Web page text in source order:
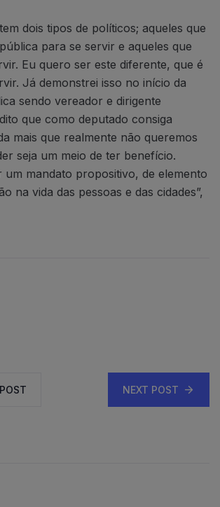
dois tipos de políticos; aqueles que
para se servir e aqueles que
Eu quero ser este diferente, que é
Já demonstrei isso no início da
sendo vereador e dirigente
que como deputado consiga
mais que realmente não queremos
seja um meio de ter benefício.
mandato propositivo, de elemento
na vida das pessoas e das cidades”,
NEXT POST